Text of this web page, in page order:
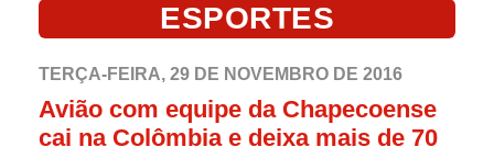
ESPORTES
TERÇA-FEIRA, 29 DE NOVEMBRO DE 2016
Avião com equipe da Chapecoense
cai na Colômbia e deixa mais de 70